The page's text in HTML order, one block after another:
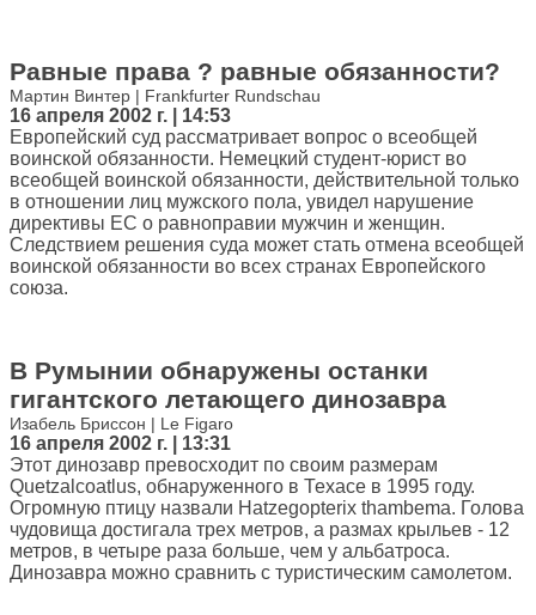
Равные права ? равные обязанности?
Мартин Винтер | Frankfurter Rundschau
16 апреля 2002 г. | 14:53
Европейский суд рассматривает вопрос о всеобщей
воинской обязанности. Немецкий студент-юрист во
всеобщей воинской обязанности, действительной только
в отношении лиц мужского пола, увидел нарушение
директивы ЕС о равноправии мужчин и женщин.
Следствием решения суда может стать отмена всеобщей
воинской обязанности во всех странах Европейского
союза.
В Румынии обнаружены останки
гигантского летающего динозавра
Изабель Бриссон | Le Figaro
16 апреля 2002 г. | 13:31
Этот динозавр превосходит по своим размерам
Quetzalcoatlus, обнаруженного в Техасе в 1995 году.
Огромную птицу назвали Hatzegopterix thambema. Голова
чудовища достигала трех метров, а размах крыльев - 12
метров, в четыре раза больше, чем у альбатроса.
Динозавра можно сравнить с туристическим самолетом.